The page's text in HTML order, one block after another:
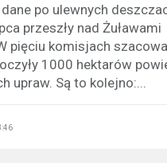
po ulewnych
przeszły nad Żuławami
pięciu komisjach
1000 hektarów
upraw. Są to kolejno:...